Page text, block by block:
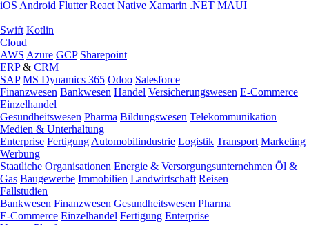
iOS Android Flutter React Native Xamarin .NET MAUI
Swift Kotlin
Cloud
AWS Azure GCP Sharepoint
ERP& CRM
SAP MS Dynamics 365 Odoo Salesforce
Finanzwesen Bankwesen Handel Versicherungswesen E-Commerce
Einzelhandel
Gesundheitswesen Pharma Bildungswesen Telekommunikation
Medien & Unterhaltung
Enterprise Fertigung Automobilindustrie Logistik Transport Marketing
Werbung
Staatliche Organisationen Energie & Versorgungsunternehmen Öl &
Gas Baugewerbe Immobilien Landwirtschaft Reisen
Fallstudien
Bankwesen Finanzwesen Gesundheitswesen Pharma
E-Commerce Einzelhandel Fertigung Enterprise